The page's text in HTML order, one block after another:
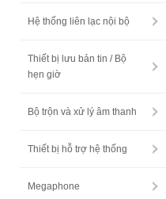
Hệ thống liên lạc nội bộ
Thiết bị lưu bản tin / Bộ
hẹn giờ
Bộ trộn và xử lý âm thanh
Thiết bị hỗ trợ hệ thống
Megaphone